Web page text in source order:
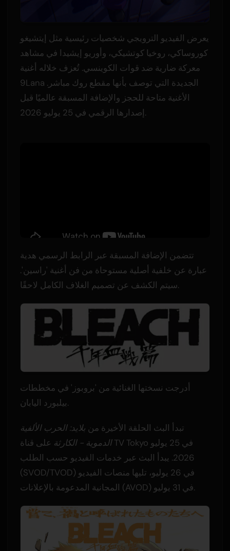
يعرض الفيديو الترويجي شخصيات رئيسية مثل إيتشيغو
كوروساكي، روخيا كوتشيكي، وأوريو إيشيدا في مشاهد
معركة ضارية ضد قوات الكوينسي. تُعزف خلاله أغنية
9Lana الجديدة التي توصف بأنها مقطع روك مباشر.
الأغنية متاحة للحجز والإضافة المسبقة عالميًا قبل
إصدارها الرقمي في 25 يوليو 2026.
تتضمن الإضافة المسبقة عبر الرابط الرسمي هدية
عبارة عن خلفية أصلية مستوحاة من فن أغنية 'راسين'.
سيتم الكشف عن تصميم الغلاف الكامل لاحقًا.
أدرجت نسختها الغنائية من 'بروبوز' في مخططات
بيلبورد اليابان.
تبدأ البث الحلقة الأخيرة من بلايد: الحرب الألفية
الدموية - الكارثة على قناة TV Tokyo في 25 يوليو
2026. يبدأ البث عبر خدمات الفيديو حسب الطلب
(SVOD/TVOD) في 26 يوليو، تليها منصات الفيديو
المجانية المدعومة بالإعلانات (AVOD) في 31 يوليو.